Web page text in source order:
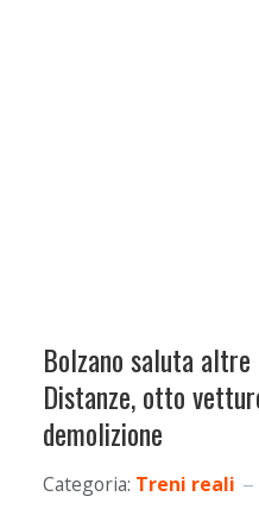
Bolzano saluta
Distanze, otto
demolizione
Categoria: Treni reali